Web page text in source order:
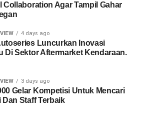
Collaboration Agar Tampil Gahar
4 days ago
Luncurkan Inovasi
Di Sektor Aftermarket Kendaraan.
3 days ago
Gelar Kompetisi Untuk Mencari
Dan Staff Terbaik